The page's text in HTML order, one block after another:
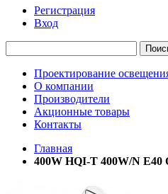
Регистрация
Вход
Проектирование
О компании
Производители
Акционные товары
Контакты
Главная
400W HQI-T 400W/N E40